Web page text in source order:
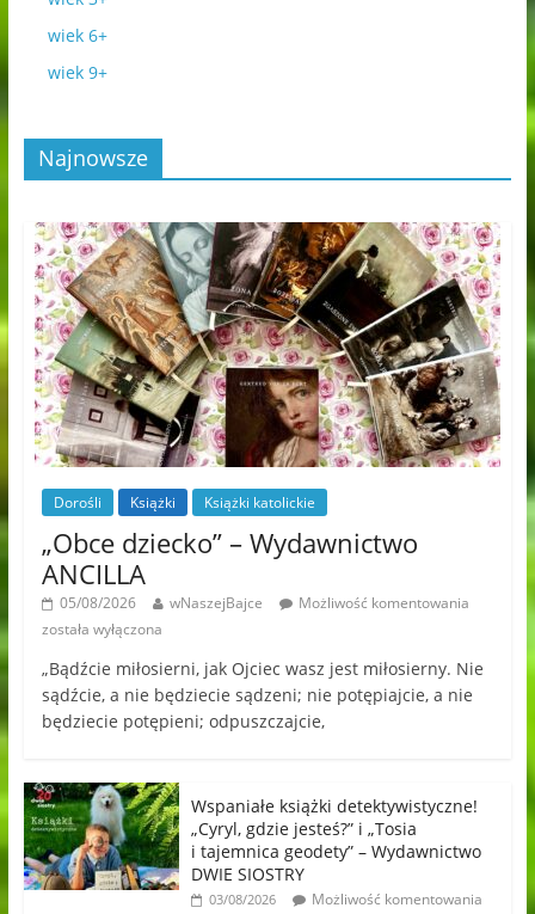
wiek 6+
wiek 9+
Najnowsze
Dorośli Książki Książki katolickie
„Obce dziecko” – Wydawnictwo
ANCILLA
05/08/2026 wNaszejBajce
Możliwość komentowania
została wyłączona
„Bądźcie miłosierni, jak Ojciec wasz jest miłosierny. Nie
sądźcie, a nie będziecie sądzeni; nie potępiajcie, a nie
będziecie potępieni; odpuszczajcie,
Wspaniałe książki detektywistyczne!
„Cyryl, gdzie jesteś?” i „Tosia
i tajemnica geodety” – Wydawnictwo
DWIE SIOSTRY
03/08/2026
Możliwość komentowania